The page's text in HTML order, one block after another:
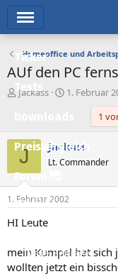
Ticker
Tests
Preisvergleich
Forum
Aktuelles
Empfohlene Inhalte
Neue Beiträge
Homeoffice und
AUf den PC
E
e
e
r
Jackass
E
e
l
a
m
1. Februar
1
J Jackass
Lt. Commander
1. Februar 2002
HI Leute
mein Kumpel hat
wollten jetzt ein